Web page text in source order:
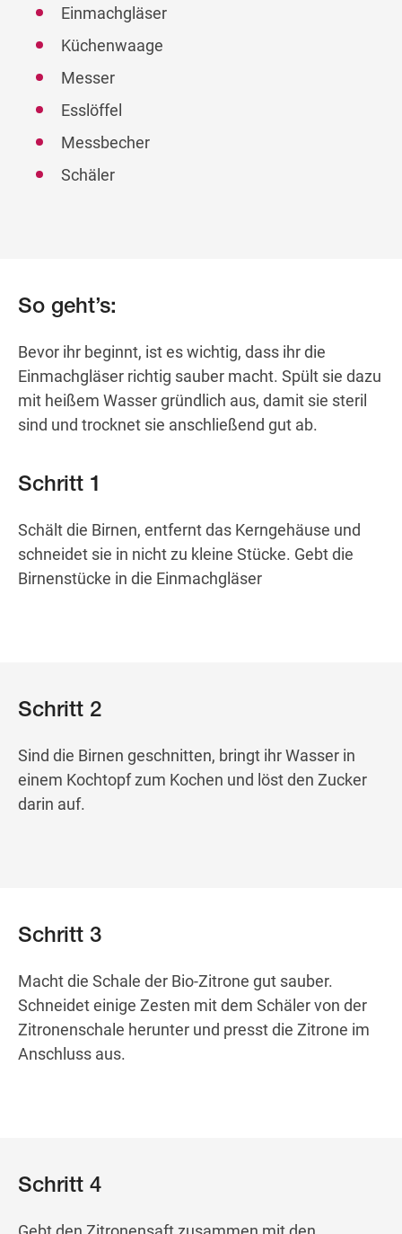
Einmachgläser
Küchenwaage
Messer
Esslöffel
Messbecher
Schäler
So geht’s:
Bevor ihr beginnt, ist es wichtig, dass ihr die
Einmachgläser richtig sauber macht. Spült sie dazu
mit heißem Wasser gründlich aus, damit sie steril
sind und trocknet sie anschließend gut ab.
Schritt 1
Schält die Birnen, entfernt das Kerngehäuse und
schneidet sie in nicht zu kleine Stücke. Gebt die
Birnenstücke in die Einmachgläser
Schritt 2
Sind die Birnen geschnitten, bringt ihr Wasser in
einem Kochtopf zum Kochen und löst den Zucker
darin auf.
Schritt 3
Macht die Schale der Bio-Zitrone gut sauber.
Schneidet einige Zesten mit dem Schäler von der
Zitronenschale herunter und presst die Zitrone im
Anschluss aus.
Schritt 4